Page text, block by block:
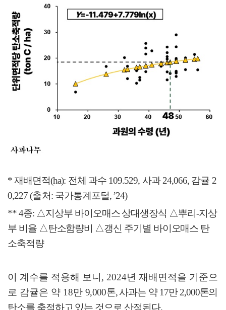
*재배면적(ha): 전체 과수 109.529, 사과24,066, 감귤 2
0,227 (출처: 국가통계 포털,’24)
**4종: △지상부 바이오매스 상대생장식 △뿌리 -지상
부 비율 △탄소함량비 △갱신 주기별 바이오매스 탄
소축적량
이 계수를 적용해 보니 , 2024년 재배면적을 기준으
로 감귤은 약 18만 9,000톤,사과는 약17만2,000톤의
탄소를 축적하고 있는 것으로 산정된다.